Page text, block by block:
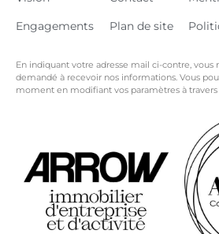
Engagements
Plan de site
En indiquant votre adresse mail ci-contre, vous
demandé à recevoir nos informations. Vous
moment en modifiant vos paramètres à travers